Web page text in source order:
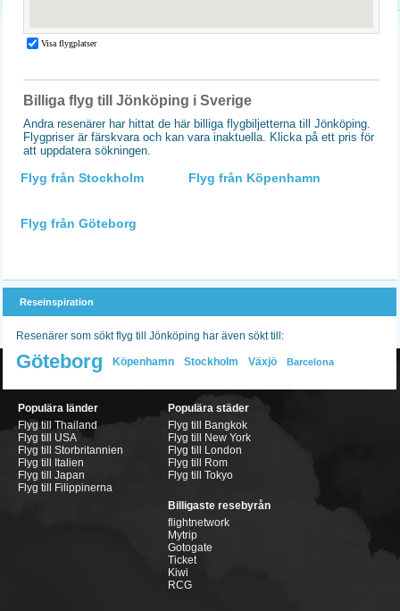
Billiga flyg till Jönköping i Sverige
Andra resenärer har hittat de här billiga flygbiljetterna till Jönköping.
Flygpriser är färskvara och kan vara inaktuella. Klicka på ett pris för
att uppdatera sökningen.
Flyg från Stockholm Flyg från Köpenhamn
Flyg från Göteborg
Reseinspiration
Resenärer som sökt flyg till Jönköping har även sökt till:
Göteborg Köpenhamn Stockholm Växjö Barcelona
Populära länder
Flyg till Thailand
Flyg till USA
Flyg till Storbritannien
Flyg till Italien
Flyg till Japan
Flyg till Filippinerna
Populära städer
Flyg till Bangkok
Flyg till New York
Flyg till London
Flyg till Rom
Flyg till Tokyo
Billigaste resebyrån
flightnetwork
Mytrip
Gotogate
Ticket
Kiwi
RCG